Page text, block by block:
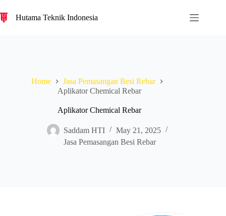
Hutama Teknik Indonesia
Home
Jasa Pemasangan Besi Rebar
Aplikator Chemical Rebar
Aplikator Chemical Rebar
Saddam HTI
May 21, 2025
Jasa Pemasangan Besi Rebar